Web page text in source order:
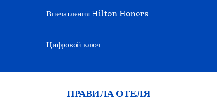
Впечатления Hilton Honors
Цифровой ключ
ПРАВИЛА ОТЕЛЯ